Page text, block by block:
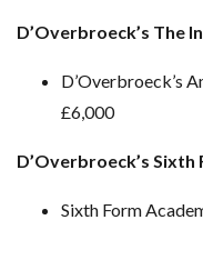
D’Overbroeck’s The
D’Overbroeck’s
£6,000
D’Overbroeck’s Sixth
Sixth Form